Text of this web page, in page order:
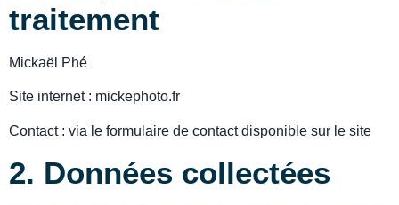
traitement
Mickaël Phé
Site internet : mickephoto.fr
Contact : via le formulaire de contact disponible sur le site
2. Données collectées